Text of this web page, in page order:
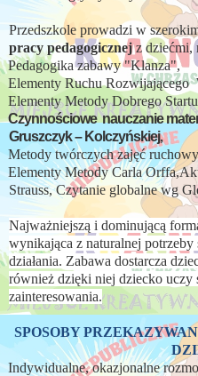
Przedszkole prowadzi w
pracy pedagogicznejz dziećmi,
Pedagogika zabawy "Klanza",
Elementy Ruchu Rozwijającego
Elementy Metody Dobrego
Czynnościowe nauczanie
Gruszczyk – Kolczyńskiej,
Metody twórczych zajęć
Elementy Metody Carla
Strauss, Czytanie globalne wg
Najważniejszą i dominującą
wynikająca z naturalnej potrzeby
działania. Zabawa dostarcza
również dzięki niej dziecko uczy
zainteresowania.
SPOSOBY
Indywidualne, okazjonalne